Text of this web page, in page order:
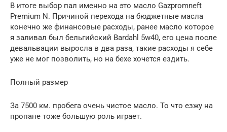
В итоге выбор пал именно на это масло Gazpromneft
Premium N. Причиной перехода на бюджетные масла
конечно же финансовые расходы, ранее масло которое
я заливал был бельгийский Bardahl 5w40, его цена после
девальвации выросла в два раза, такие расходы я себе
уже не мог позволить, но на бехе хочется ездить.
Полный размер
За 7500 км. пробега очень чистое масло. То что езжу на
пропане тоже большую роль играет.